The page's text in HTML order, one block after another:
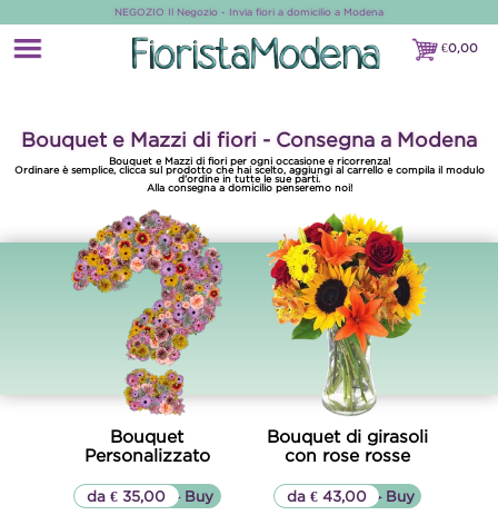
NEGOZIO Il Negozio - Invia fiori a domicilio a Modena
€0,00
€0,00
Bouquet e Mazzi di fiori - Consegna a Modena
Bouquet e Mazzi di fiori per ogni occasione e ricorrenza!
Ordinare è semplice, clicca sul prodotto che hai scelto, aggiungi al carrello e compila il modulo
d'ordine in tutte le sue parti.
Alla consegna a domicilio penseremo noi!
Bouquet
Personalizzato
▷▷ Buy
da € 35,00
Bouquet di girasoli
con rose rosse
▷▷ Buy
da € 43,00